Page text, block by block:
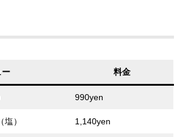
ー 料金
990yen
） 1,140yen